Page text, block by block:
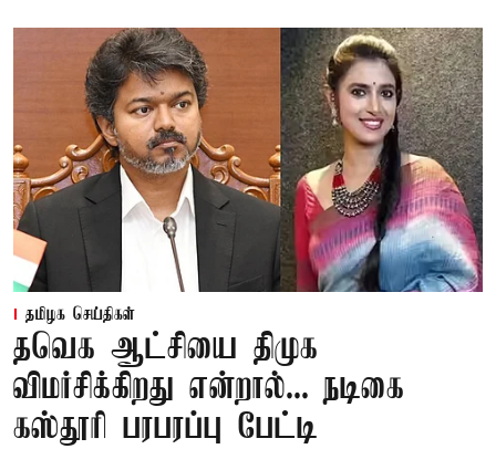
தமிழக செய்திகள்
தவெக ஆட்சியை திமுக
விமர்சிக்கிறது என்றால்... நடிகை
கஸ்தூரி பரபரப்பு பேட்டி